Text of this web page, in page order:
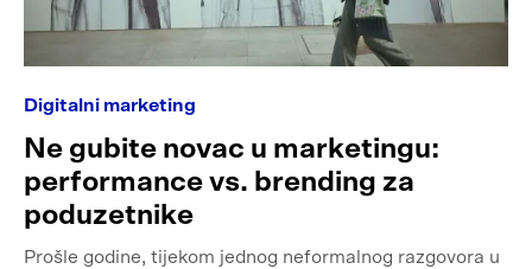
Digitalni marketing
Ne gubite novac u marketingu:
performance vs. brending za
poduzetnike
Prošle godine, tijekom jednog neformalnog razgovora u